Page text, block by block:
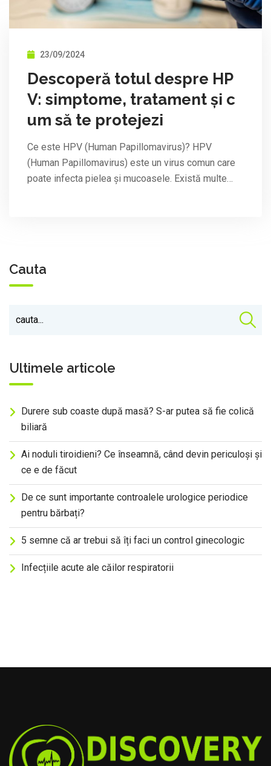
23/09/2024
Descoperă totul despre HP
V: simptome, tratament și c
um să te protejezi
Ce este HPV (Human Papillomavirus)? HPV
(Human Papillomavirus) este un virus comun care
poate infecta pielea și mucoasele. Există multe…
Cauta
Ultimele articole
Durere sub coaste după masă? S-ar putea să fie colică
biliară
Ai noduli tiroidieni? Ce înseamnă, când devin periculoși și
ce e de făcut
De ce sunt importante controalele urologice periodice
pentru bărbați?
5 semne că ar trebui să îți faci un control ginecologic
Infecțiile acute ale căilor respiratorii